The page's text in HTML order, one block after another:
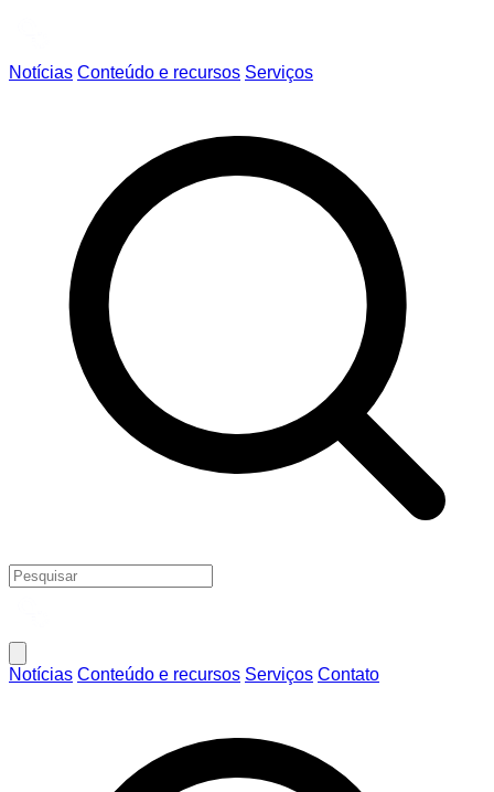
Notícias Conteúdo e recursos Serviços
Notícias Conteúdo e recursos Serviços Contato